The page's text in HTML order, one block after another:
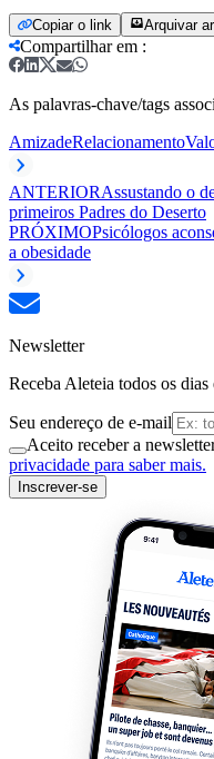
Copiar o link Arquivar
Compartilhar em :
As palavras-chave/tags
AmizadeRelacionamento
ANTERIORAssustando o
primeiros Padres do Deserto
PRÓXIMOPsicólogos
a obesidade
Newsletter
Receba Aleteia todos os
Seu endereço de e-mail
Aceito receber a
privacidade para saber mais.
Inscrever-se